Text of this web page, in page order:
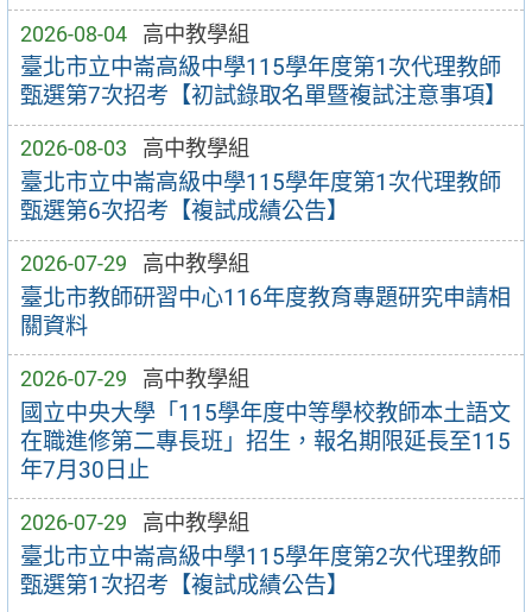
2026-08-04 高中教學組
臺北市立中崙高級中學115學年度第1次代理教師
甄選第7次招考【初試錄取名單暨複試注意事項】
2026-08-03 高中教學組
臺北市立中崙高級中學115學年度第1次代理教師
甄選第6次招考【複試成績公告】
2026-07-29 高中教學組
臺北市教師研習中心116年度教育專題研究申請相
關資料
2026-07-29 高中教學組
國立中央大學「115學年度中等學校教師本土語文
在職進修第二專長班」招生，報名期限延長至115
年7月30日止
2026-07-29 高中教學組
臺北市立中崙高級中學115學年度第2次代理教師
甄選第1次招考【複試成績公告】